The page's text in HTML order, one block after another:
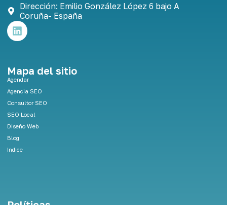
Dirección: Emilio González López 6 bajo A
Coruña- España
L
i
d
n
Mapa del sitio
Agendar
Agencia SEO
Consultor SEO
SEO Local
Diseño Web
Blog
Indice